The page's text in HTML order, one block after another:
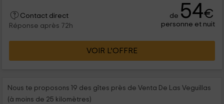
Contact direct
Réponse après 72h
de 54€
personne et nuit
VOIR L’OFFRE
Nous te proposons 19 des gîtes près de Venta De Las Veguillas
(à moins de 25 kilomètres)